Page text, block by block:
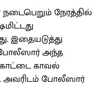
நேரத்தில்
இதையடுத்து
போலீஸார் அந்த
காவல்
அவரிடம் போலீஸார்